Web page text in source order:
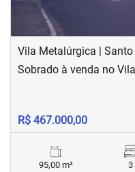
Vila Metalúrgica | Santo
Sobrado à venda no
R$ 467.000,00
95,00 m²
3